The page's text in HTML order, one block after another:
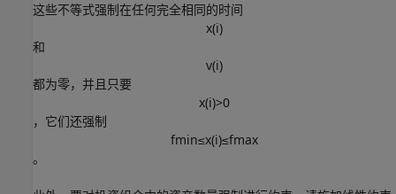
这些不等式强制在任何完全相同的时间
x(i)
和
v(i)
都为零，并且只要
x(i)>0
，它们还强制
fmin≤x(i)≤fmax
。